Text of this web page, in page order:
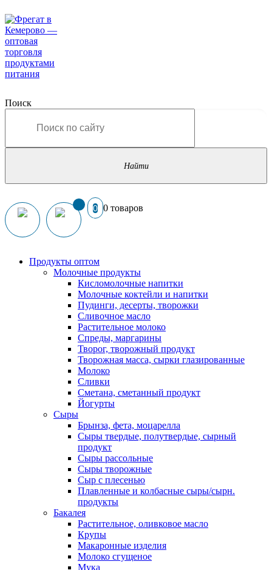
Поиск
0 0 товаров
Продукты оптом
Молочные продукты
Кисломолочные напитки
Молочные коктейли и напитки
Пудинги, десерты, творожки
Сливочное масло
Растительное молоко
Спреды, маргарины
Творог, творожный продукт
Творожная масса, сырки глазированные
Молоко
Сливки
Сметана, сметанный продукт
Йогурты
Сыры
Брынза, фета, моцарелла
Сыры твердые, полутвердые, сырный
продукт
Сыры рассольные
Сыры творожные
Сыр с плесенью
Плавленные и колбасные сыры/сырн.
продукты
Бакалея
Растительное, оливковое масло
Крупы
Макаронные изделия
Молоко сгущеное
Мука